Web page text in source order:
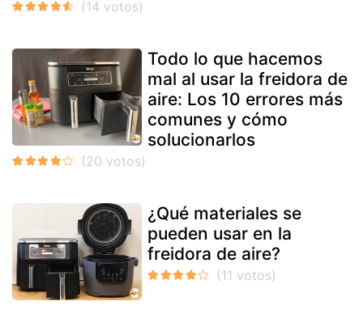
Todo lo que hacemos
mal al usar la freidora de
aire: Los 10 errores más
comunes y cómo
solucionarlos
¿Qué materiales se
pueden usar en la
freidora de aire?